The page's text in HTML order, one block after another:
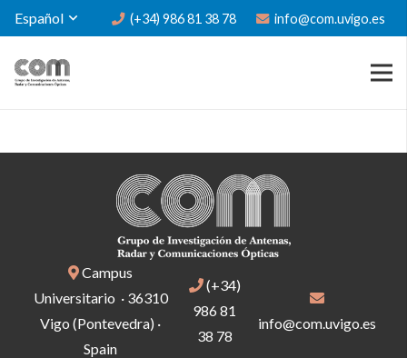
Español (+34) 986 81 38 78 info@com.uvigo.es
Campus
Universitario · 36310
Vigo (Pontevedra) ·
Spain
(+34)
986 81
38 78
info@com.uvigo.es